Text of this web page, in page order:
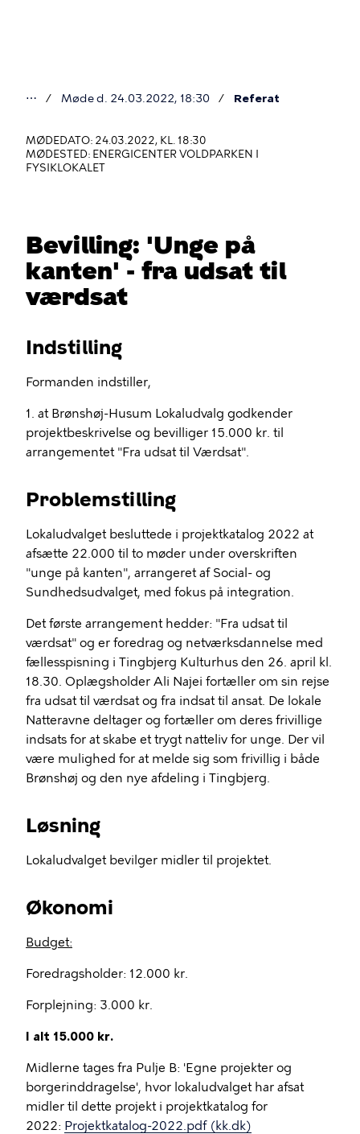
er
her
⋯ Møde d. 24.03.2022, 18:30 Referat
MØDEDATO: 24.03.2022, KL. 18:30
MØDESTED: ENERGICENTER VOLDPARKEN I
FYSIKLOKALET
Bevilling: 'Unge på
kanten' - fra udsat til
værdsat
Indstilling
Formanden indstiller,
1. at Brønshøj-Husum Lokaludvalg godkender
projektbeskrivelse og bevilliger 15.000 kr. til
arrangementet "Fra udsat til Værdsat".
Problemstilling
Lokaludvalget besluttede i projektkatalog 2022 at
afsætte 22.000 til to møder under overskriften
"unge på kanten", arrangeret af Social- og
Sundhedsudvalget, med fokus på integration.
Det første arrangement hedder: "Fra udsat til
værdsat" og er foredrag og netværksdannelse med
fællesspisning i Tingbjerg Kulturhus den 26. april kl.
18.30. Oplægsholder Ali Najei fortæller om sin rejse
fra udsat til værdsat og fra indsat til ansat. De lokale
Natteravne deltager og fortæller om deres frivillige
indsats for at skabe et trygt natteliv for unge. Der vil
være mulighed for at melde sig som frivillig i både
Brønshøj og den nye afdeling i Tingbjerg.
Løsning
Lokaludvalget bevilger midler til projektet.
Økonomi
Budget:
Foredragsholder: 12.000 kr.
Forplejning: 3.000 kr.
I alt 15.000 kr.
Midlerne tages fra Pulje B: 'Egne projekter og
borgerinddragelse', hvor lokaludvalget har afsat
midler til dette projekt i projektkatalog for
2022: Projektkatalog-2022.pdf (kk.dk)